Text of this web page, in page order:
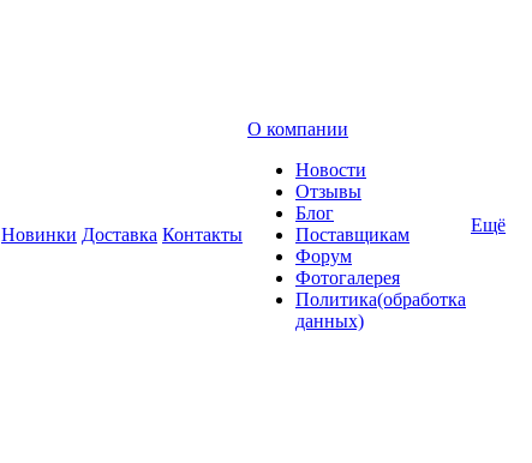
Новинки Доставка Контакты
О компании
Новости
Отзывы
Блог
Поставщикам
Форум
Фотогалерея
Политика(обработка
данных)
Ещё